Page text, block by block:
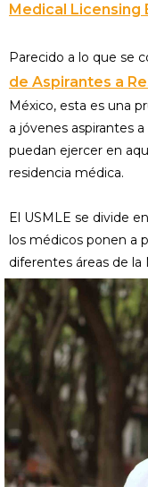
Medical Licensing
Parecido a lo que se
de Aspirantes a
México, esta es una
a jóvenes aspirantes
puedan ejercer en
residencia médica.
El USMLE se divide
los médicos ponen a
diferentes áreas de la